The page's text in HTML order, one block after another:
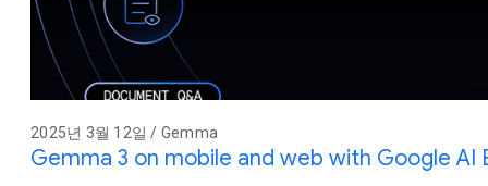
2025년 3월 12일 / Gemma
Gemma 3 on mobile and web with Google AI